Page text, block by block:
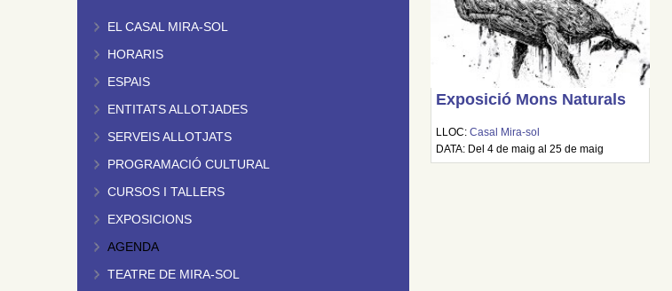
EL CASAL MIRA-SOL
HORARIS
ESPAIS
ENTITATS ALLOTJADES
SERVEIS ALLOTJATS
PROGRAMACIÓ CULTURAL
CURSOS I TALLERS
EXPOSICIONS
AGENDA
TEATRE DE MIRA-SOL
Exposició Mons Naturals
LLOC: Casal Mira-sol
DATA: Del 4 de maig al 25 de maig